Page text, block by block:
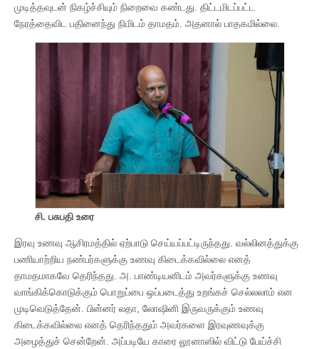
முடித்தவுடன் நிகழ்ச்சியும் நிறைவை கண்டது. திட்டமிடப்பட்ட
நேரத்தைவிட பதினைந்து நிமிடம் தாமதம். அதனால் பாதகமில்லை.
சி. பசுபதி உரை
இரவு உணவு ஆசிரமத்தில் ஏற்பாடு செய்யப்பட்டிருந்தது. வல்லினத்துக்கு
பணியாற்றிய நண்பர்களுக்கு உணவு கிடைக்கவில்லை எனத்
தாமதமாகவே தெரிந்தது. அ. பாண்டியனிடம் அவர்களுக்கு உணவு
வாங்கிக்கொடுக்கும் பொறுப்பை ஒப்படைத்து உறங்கச் செல்லலாம் என
முடிவெடுத்தேன். பின்னர் லதா, லோஷினி இருவருக்கும் உணவு
கிடைக்கவில்லை எனத் தெரிந்ததும் அவர்களை இரவுணவுக்கு
அழைத்துச் சென்றேன். அப்படியே காரை லூனாஸில் விட்டு பேய்ச்சி